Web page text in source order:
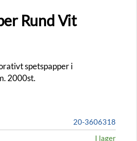
Rund Vit
spetspapper i
2000st.
20-3606318
I lager